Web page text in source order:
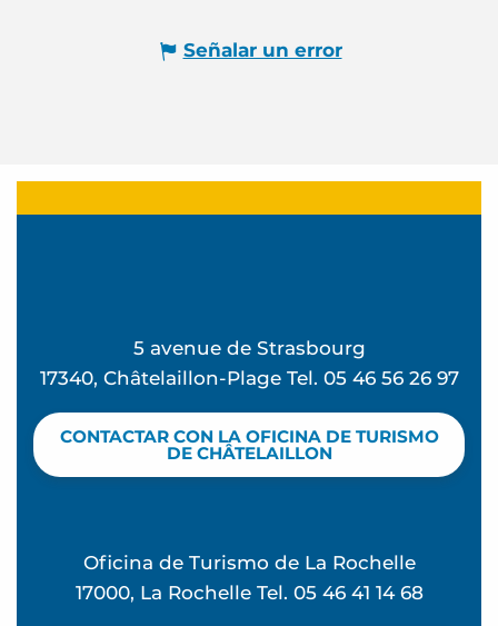
Señalar un error
5 avenue de Strasbourg
17340, Châtelaillon-Plage Tel. 05 46 56 26 97
CONTACTAR CON LA OFICINA DE TURISMO
DE CHÂTELAILLON
Oficina de Turismo de La Rochelle
17000, La Rochelle Tel. 05 46 41 14 68